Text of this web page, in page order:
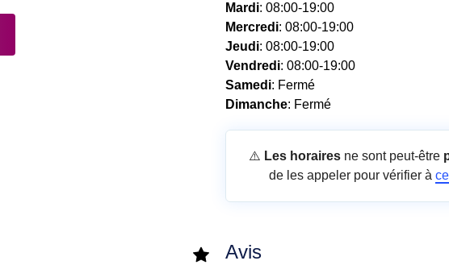
Mardi: 08:00-19:00
Mercredi: 08:00-19:00
Jeudi: 08:00-19:00
Vendredi: 08:00-19:00
Samedi: Fermé
Dimanche: Fermé
⚠️ Les horairesne sont peut-être
de les appeler pour vérifier à
Avis